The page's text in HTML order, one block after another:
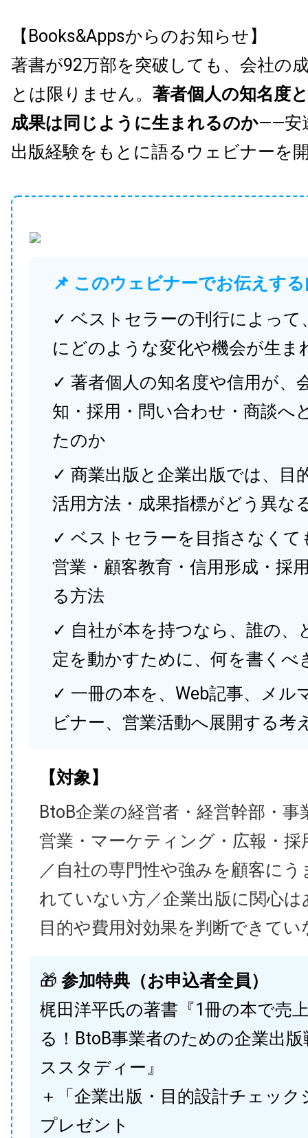
【Books&Appsからのお知らせ】
著書が92万部を突破しても、会社の
とは限りません。 著者個人の知名度
成果は同じように生まれるのか——安
出版経験をもとに語るウェビナーを
📌 このウェビナーでお伝えす
✓ ベストセラーの刊行によって
にどのような変化や機会が生ま
✓ 著者個人の知名度や信用が、
知・採用・問い合わせ・商談へ
たのか
✓ 商業出版と企業出版では、目
活用方法・成果指標がどう異な
✓ ベストセラーを目指さなくて
営業・顧客教育・信用形成・採
る方法
✓ 自社が本を持つなら、誰の、
定を動かすために、何を書くべ
✓ 一冊の本を、Web記事、メル
ビナー、営業活動へ展開する考
【対象】
BtoB企業の経営者・経営幹部・事
営業・マーケティング・広報・採
／自社の専門性や強みを顧客に
れていない方／企業出版に関心
目的や費用対効果を判断できてい
🎁 参加特典（お申込者全員）
梶田洋平氏の著書『1冊の本で売
る！BtoB事業者のための企業出
ススタディー』
＋「企業出版・目的設計チェック
プレゼント